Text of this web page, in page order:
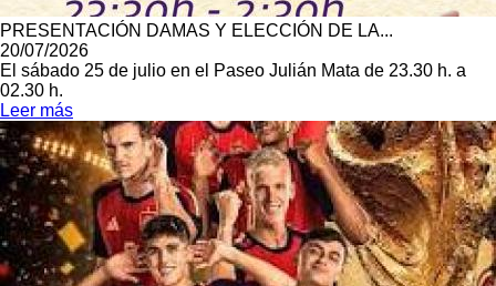
PRESENTACIÓN DAMAS Y ELECCIÓN DE LA...
20/07/2026
El sábado 25 de julio en el Paseo Julián Mata de 23.30 h. a
02.30 h.
Leer más